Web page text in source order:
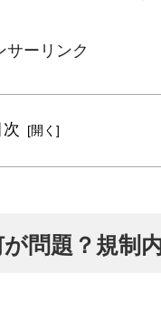
サーリンク
問題？規制